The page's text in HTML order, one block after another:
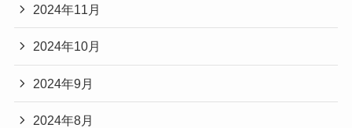
2024年11月
2024年10月
2024年9月
2024年8月